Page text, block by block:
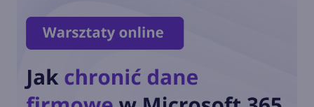
Generatywna AI na co
czwartym laptopie w 2024 r.
Kiedy zdominuje rynek?